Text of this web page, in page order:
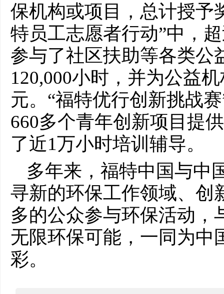
保机构或项目，总计授予
特员工志愿者行动”中，
参与了社区扶助等各类公
120,000小时，并为公益
元。“福特优行创新挑战
660多个青年创新项目提
了近1万小时培训辅导。
多年来，福特中国与中
寻新的环保工作领域、创
多的公众参与环保活动，
无限环保可能，一同为中
彩。